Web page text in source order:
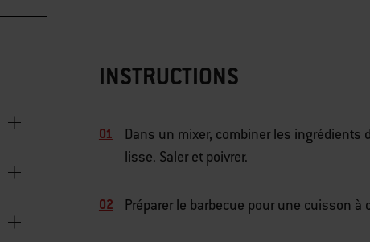
INSTRUCTIONS
Dans un mixer, combiner les
lisse. Saler et poivrer.
Préparer le barbecue pour une cuisson